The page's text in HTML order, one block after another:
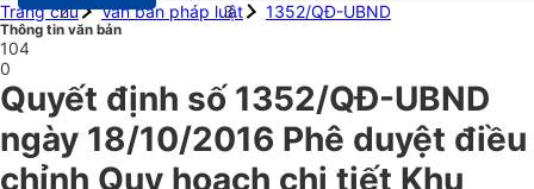
Trang chủ
Văn bản pháp luật 1352/QĐ-UBND
Thông tin văn bản
104
0
Quyết định số 1352/QĐ-UBND
ngày 18/10/2016 Phê duyệt điều
chỉnh Quy hoạch chi tiết Khu